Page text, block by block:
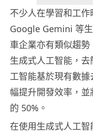
不少人在學習和工
Google Gemini 等
車企業亦有類似趨
生成式人工智能，
工智能基於現有數
幅提升開發效率，
的 50%。
在使用生成式人工